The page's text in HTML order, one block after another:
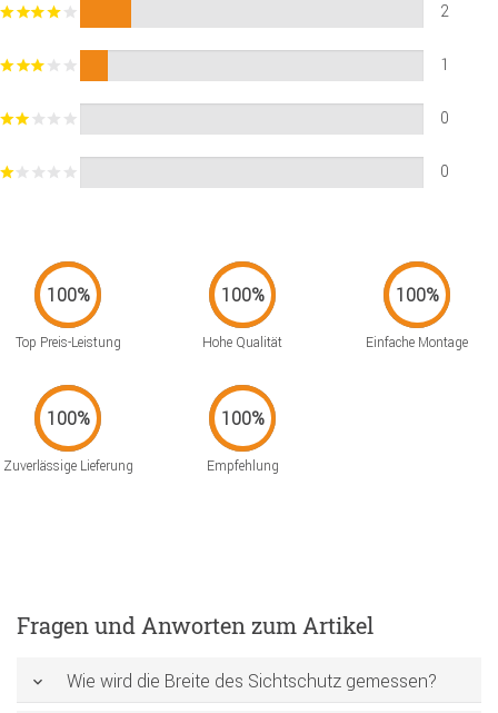
2
1
0
0
Top Preis-Leistung Hohe Qualität Einfache Montage
Zuverlässige Lieferung Empfehlung
Fragen und Anworten zum Artikel
Wie wird die Breite des Sichtschutz gemessen?